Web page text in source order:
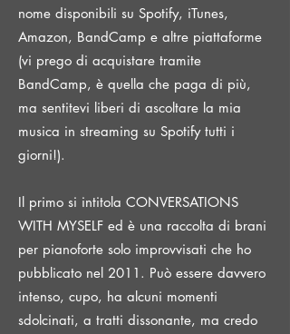
nome disponibili su Spotify, iTunes,
Amazon, BandCamp e altre piattaforme
(vi prego di acquistare tramite
BandCamp, è quella che paga di più,
ma sentitevi liberi di ascoltare la mia
musica in streaming su Spotify tutti i
giorni!).
Il primo si intitola CONVERSATIONS
WITH MYSELF ed è una raccolta di brani
per pianoforte solo improvvisati che ho
pubblicato nel 2011. Può essere davvero
intenso, cupo, ha alcuni momenti
sdolcinati, a tratti dissonante, ma credo